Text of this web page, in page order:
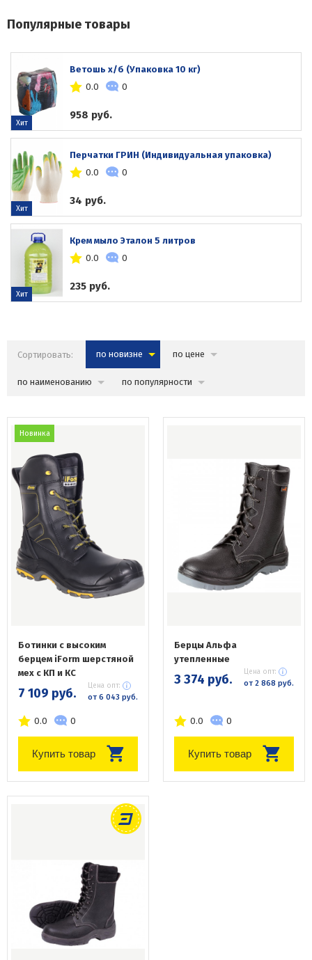
Популярные товары
Ветошь х/б (Упаковка 10 кг)
0.0
0
958 руб.
Хит
Перчатки ГРИН (Индивидуальная упаковка)
0.0
0
34 руб.
Хит
Крем мыло Эталон 5 литров
0.0
0
235 руб.
Хит
Сортировать: по новизне по цене
по наименованию по популярности
Новинка
Ботинки c высоким
берцем iForm шерстяной
мех с КП и КС
7 109 руб. Цена опт:
от 6 043 руб.
0.0 0
Купить товар
Берцы Альфа
утепленные
3 374 руб. Цена опт:
от 2 868 руб.
0.0 0
Купить товар